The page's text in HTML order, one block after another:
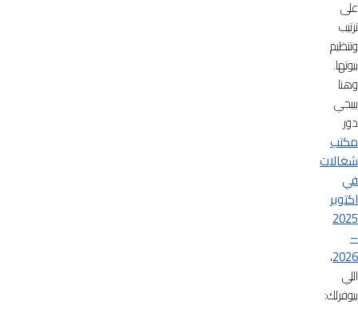
على
ترتيب
وتنظيم
بيوتها.
وهنا
بييجي
دور
مكتب
شغالات
في
اكتوبر
2025
–
2026،
اللي
بيوفرلك: